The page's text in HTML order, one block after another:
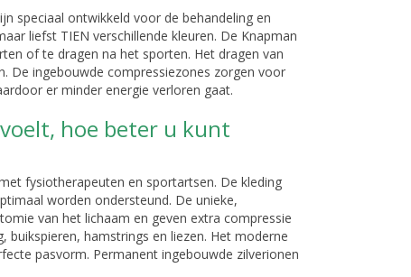
speciaal ontwikkeld voor de behandeling en
liefst TIEN verschillende kleuren. De Knapman
of te dragen na het sporten. Het dragen van
De ingebouwde compressiezones zorgen voor
er minder energie verloren gaat.
hoe beter u kunt
fysiotherapeuten en sportartsen. De kleding
worden ondersteund. De unieke,
van het lichaam en geven extra compressie
buikspieren, hamstrings en liezen. Het moderne
pasvorm. Permanent ingebouwde zilverionen